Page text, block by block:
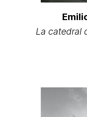
La catedral